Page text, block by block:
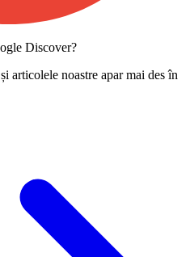
Discover?
și articolele noastre apar mai des în